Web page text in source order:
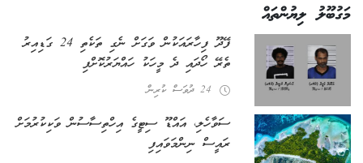
މަގުބޫލު ލިޔުންތައް
ފޭދޫ ފިހާރައަކުން ވަގަށް ނެގި ތަކެތި 24 ގަޑިއިރު
ތެރޭ ހޯދައި ދެ މީހަކު ހައްޔަރުކޮށްފި
24 ދުވަސް ކުރިން
ސަވާހެލި، އައްޑޫ ސިޓީގެ އިހްތިސާސުން ވަކިކުރުމަށް
ރައީސް ނިންމަވައިފި